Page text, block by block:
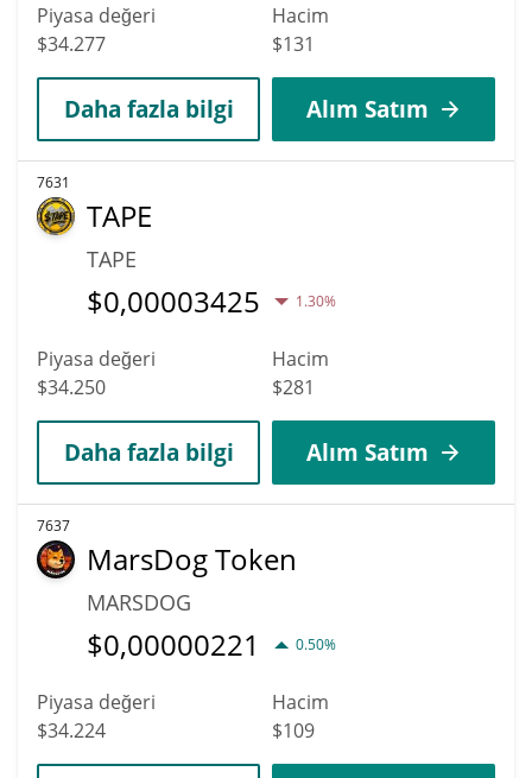
Piyasa değeri
$34.277
Hacim
$131
Daha fazla bilgi Alım Satım
7631
TAPE
TAPE
$0,00003425 1.30%
Piyasa değeri
$34.250
Hacim
$281
Daha fazla bilgi Alım Satım
7637
MarsDog Token
MARSDOG
$0,00000221 0.50%
Piyasa değeri
$34.224
Hacim
$109